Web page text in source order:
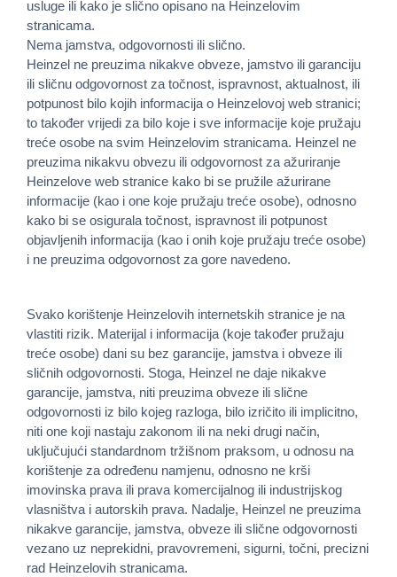
usluge ili kako je slično opisano na Heinzelovim
stranicama.
Nema jamstva, odgovornosti ili slično.
Heinzel ne preuzima nikakve obveze, jamstvo ili garanciju
ili sličnu odgovornost za točnost, ispravnost, aktualnost, ili
potpunost bilo kojih informacija o Heinzelovoj web stranici;
to također vrijedi za bilo koje i sve informacije koje pružaju
treće osobe na svim Heinzelovim stranicama. Heinzel ne
preuzima nikakvu obvezu ili odgovornost za ažuriranje
Heinzelove web stranice kako bi se pružile ažurirane
informacije (kao i one koje pružaju treće osobe), odnosno
kako bi se osigurala točnost, ispravnost ili potpunost
objavljenih informacija (kao i onih koje pružaju treće osobe)
i ne preuzima odgovornost za gore navedeno.
Svako korištenje Heinzelovih internetskih stranice je na
vlastiti rizik. Materijal i informacija (koje također pružaju
treće osobe) dani su bez garancije, jamstva i obveze ili
sličnih odgovornosti. Stoga, Heinzel ne daje nikakve
garancije, jamstva, niti preuzima obveze ili slične
odgovornosti iz bilo kojeg razloga, bilo izričito ili implicitno,
niti one koji nastaju zakonom ili na neki drugi način,
uključujući standardnom tržišnom praksom, u odnosu na
korištenje za određenu namjenu, odnosno ne krši
imovinska prava ili prava komercijalnog ili industrijskog
vlasništva i autorskih prava. Nadalje, Heinzel ne preuzima
nikakve garancije, jamstva, obveze ili slične odgovornosti
vezano uz neprekidni, pravovremeni, sigurni, točni, precizni
rad Heinzelovih stranicama.